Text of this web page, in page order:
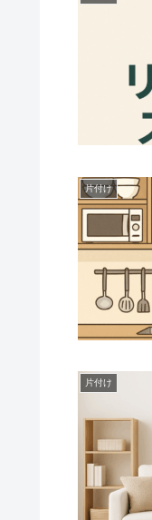
片付け
片付け